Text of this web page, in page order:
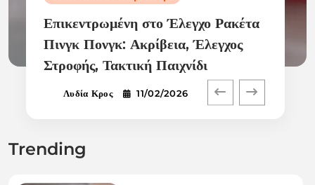
Επικεντρωμένη στο Έλεγχο Ρακέτα
Πινγκ Πονγκ: Ακρίβεια, Έλεγχος
Στροφής, Τακτική Παιχνίδι
Λυδία Κρος 11/02/2026
Trending